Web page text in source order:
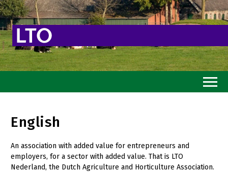
Toekomstvisie
Goed eten
Mooi groen
English
An association with added value for entrepreneurs and
employers, for a sector with added value. That is LTO
Nederland, the Dutch Agriculture and Horticulture Association.